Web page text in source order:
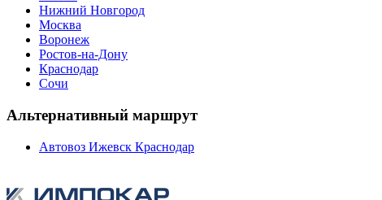
Нижний Новгород
Москва
Воронеж
Ростов-на-Дону
Краснодар
Сочи
Альтернативный маршрут
Автовоз Ижевск Краснодар